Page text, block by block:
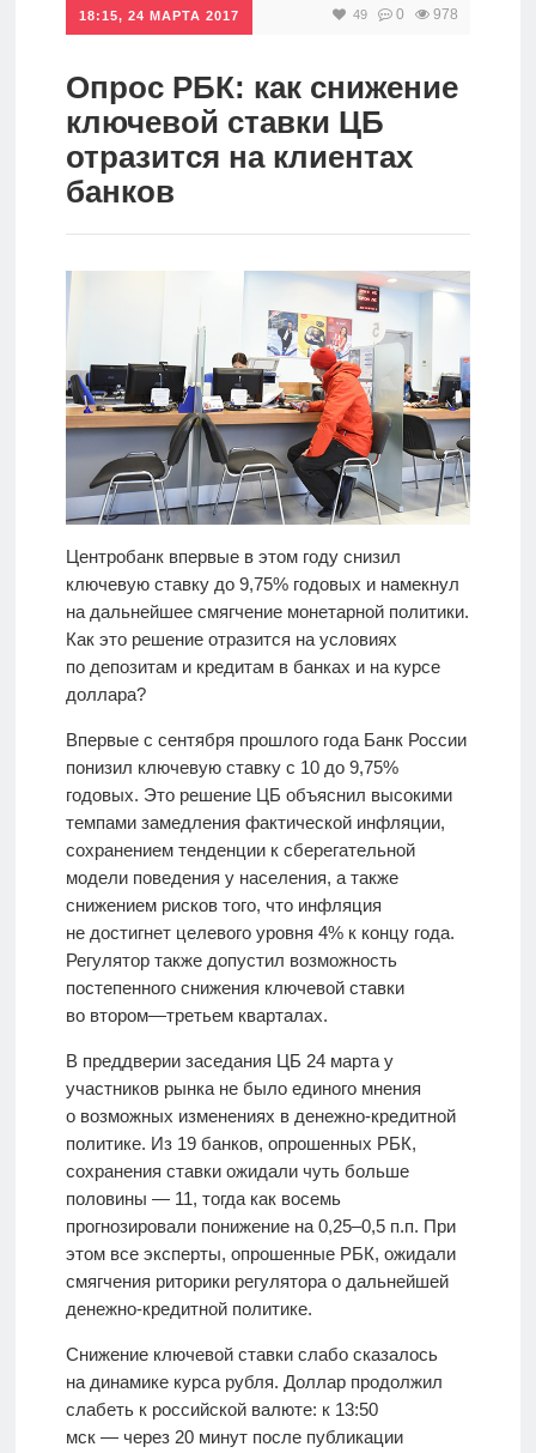
Инвестиции
Дивиденды
Волновой
Сделано
в России
Рунет
18:15, 24 МАРТА 2017 49 0 978
Опрос РБК: как снижение
ключевой ставки ЦБ
отразится на клиентах
банков
Центробанк впервые в этом году снизил
ключевую ставку до 9,75% годовых и намекнул
на дальнейшее смягчение монетарной политики.
Как это решение отразится на условиях
по депозитам и кредитам в банках и на курсе
доллара?
Впервые с сентября прошлого года Банк России
понизил ключевую ставку с 10 до 9,75%
годовых. Это решение ЦБ объяснил высокими
темпами замедления фактической инфляции,
сохранением тенденции к сберегательной
модели поведения у населения, а также
снижением рисков того, что инфляция
не достигнет целевого уровня 4% к концу года.
Регулятор также допустил возможность
постепенного снижения ключевой ставки
во втором—третьем кварталах.
В преддверии заседания ЦБ 24 марта у
участников рынка не было единого мнения
о возможных изменениях в денежно-кредитной
политике. Из 19 банков, опрошенных РБК,
сохранения ставки ожидали чуть больше
половины — 11, тогда как восемь
прогнозировали понижение на 0,25–0,5 п.п. При
этом все эксперты, опрошенные РБК, ожидали
смягчения риторики регулятора о дальнейшей
денежно-кредитной политике.
Снижение ключевой ставки слабо сказалось
на динамике курса рубля. Доллар продолжил
слабеть к российской валюте: к 13:50
мск — через 20 минут после публикации